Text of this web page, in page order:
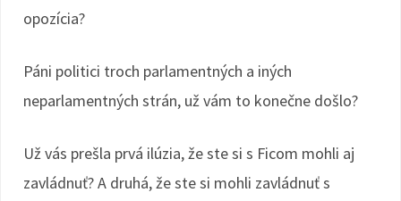
opozícia?
Páni politici troch parlamentných a iných
neparlamentných strán, už vám to konečne došlo?
Už vás prešla prvá ilúzia, že ste si s Ficom mohli aj
zavládnuť? A druhá, že ste si mohli zavládnuť s